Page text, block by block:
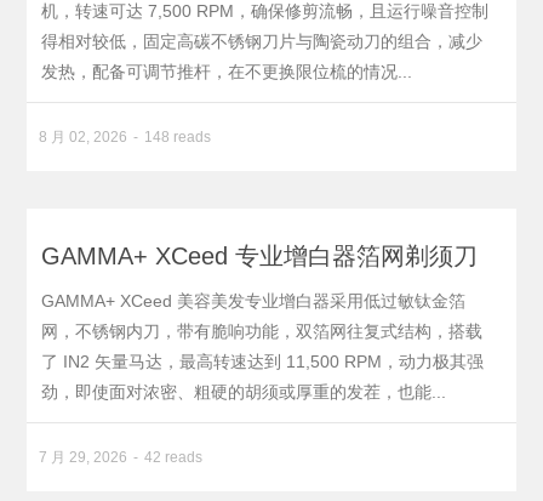
机，转速可达 7,500 RPM，确保修剪流畅，且运行噪音控制
得相对较低，固定高碳不锈钢刀片与陶瓷动刀的组合，减少
发热，配备可调节推杆，在不更换限位梳的情况...
8 月 02, 2026 148 reads
GAMMA+ XCeed 专业增白器箔网剃须刀
GAMMA+ XCeed 美容美发专业增白器采用低过敏钛金箔
网，不锈钢内刀，带有脆响功能，双箔网往复式结构，搭载
了 IN2 矢量马达，最高转速达到 11,500 RPM，动力极其强
劲，即使面对浓密、粗硬的胡须或厚重的发茬，也能...
7 月 29, 2026 42 reads